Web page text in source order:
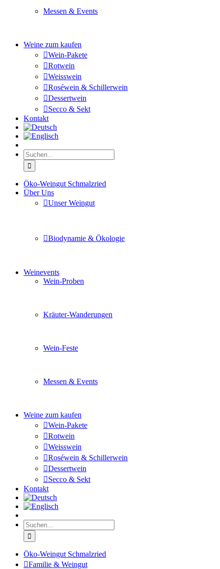
Messen & Events
Weine zum kaufen
Wein-Pakete
Rotwein
Weisswein
Roséwein & Schillerwein
Dessertwein
Secco & Sekt
Kontakt
Suche
nach:
Öko-Weingut Schmalzried
Über Uns
Unser Weingut
Biodynamie & Ökologie
Weinevents
Wein-Proben
Kräuter-Wanderungen
Wein-Feste
Messen & Events
Weine zum kaufen
Wein-Pakete
Rotwein
Weisswein
Roséwein & Schillerwein
Dessertwein
Secco & Sekt
Kontakt
Suche
nach:
Öko-Weingut Schmalzried
Familie & Weingut